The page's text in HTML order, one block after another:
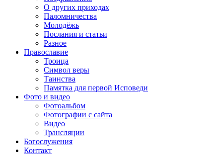
О других приходах
Паломничества
Молодёжь
Послания и статьи
Разное
Православие
Троица
Символ веры
Таинства
Памятка для первой Исповеди
Фото и видео
Фотоальбом
Фотографии с сайта
Видео
Трансляции
Богослужения
Контакт